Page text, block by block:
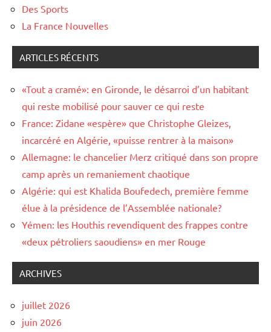
Des Sports
La France Nouvelles
ARTICLES RÉCENTS
«Tout a cramé»: en Gironde, le désarroi d’un habitant
qui reste mobilisé pour sauver ce qui reste
France: Zidane «espère» que Christophe Gleizes,
incarcéré en Algérie, «puisse rentrer à la maison»
Allemagne: le chancelier Merz critiqué dans son propre
camp après un remaniement chaotique
Algérie: qui est Khalida Boufedech, première femme
élue à la présidence de l’Assemblée nationale?
Yémen: les Houthis revendiquent des frappes contre
«deux pétroliers saoudiens» en mer Rouge
ARCHIVES
juillet 2026
juin 2026